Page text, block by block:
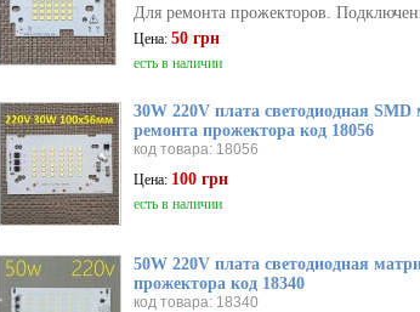
Для ремонта прожекторов.
Цена: 50 грн
есть в наличии
30W 220V плата светодиодная
ремонта прожектора код 18056
код товара: 18056
Цена: 100 грн
есть в наличии
50W 220V плата светодиодная
прожектора код 18340
код товара: 18340